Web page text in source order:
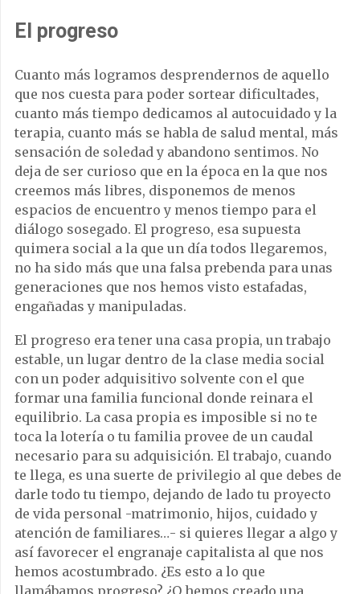
El progreso
Cuanto más logramos desprendernos de aquello
que nos cuesta para poder sortear dificultades,
cuanto más tiempo dedicamos al autocuidado y la
terapia, cuanto más se habla de salud mental, más
sensación de soledad y abandono sentimos. No
deja de ser curioso que en la época en la que nos
creemos más libres, disponemos de menos
espacios de encuentro y menos tiempo para el
diálogo sosegado. El progreso, esa supuesta
quimera social a la que un día todos llegaremos,
no ha sido más que una falsa prebenda para unas
generaciones que nos hemos visto estafadas,
engañadas y manipuladas.
El progreso era tener una casa propia, un trabajo
estable, un lugar dentro de la clase media social
con un poder adquisitivo solvente con el que
formar una familia funcional donde reinara el
equilibrio. La casa propia es imposible si no te
toca la lotería o tu familia provee de un caudal
necesario para su adquisición. El trabajo, cuando
te llega, es una suerte de privilegio al que debes de
darle todo tu tiempo, dejando de lado tu proyecto
de vida personal -matrimonio, hijos, cuidado y
atención de familiares…- si quieres llegar a algo y
así favorecer el engranaje capitalista al que nos
hemos acostumbrado. ¿Es esto a lo que